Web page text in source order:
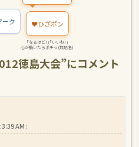
ーク ❤️ひざポン
｢なるほど!｣｢いいね!｣
心が動いたらポチっ(無記名)
徳島大会”にコメント
AM :